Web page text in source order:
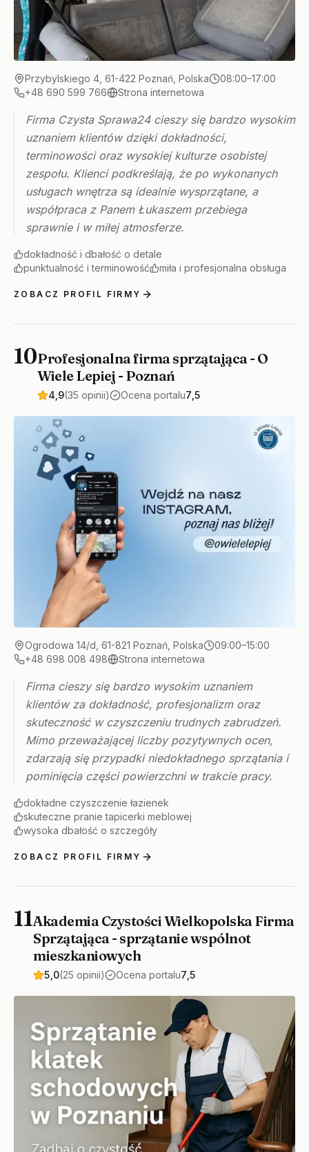
Przybylskiego 4, 61-422 Poznań, Polska
08:00–17:00
+48 690 599 766
Strona internetowa
Firma Czysta Sprawa24 cieszy się bardzo wysokim
uznaniem klientów dzięki dokładności,
terminowości oraz wysokiej kulturze osobistej
zespołu. Klienci podkreślają, że po wykonanych
usługach wnętrza są idealnie wysprzątane, a
współpraca z Panem Łukaszem przebiega
sprawnie i w miłej atmosferze.
dokładność i dbałość o detale
punktualność i terminowość
miła i profesjonalna obsługa
ZOBACZ PROFIL FIRMY
10Profesjonalna firma sprzątająca - O
Wiele Lepiej - Poznań
4,9(35 opinii) Ocena portalu7,5
Ogrodowa 14/d, 61-821 Poznań, Polska
09:00–15:00
+48 698 008 498
Strona internetowa
Firma cieszy się bardzo wysokim uznaniem
klientów za dokładność, profesjonalizm oraz
skuteczność w czyszczeniu trudnych zabrudzeń.
Mimo przeważającej liczby pozytywnych ocen,
zdarzają się przypadki niedokładnego sprzątania i
pominięcia części powierzchni w trakcie pracy.
dokładne czyszczenie łazienek
skuteczne pranie tapicerki meblowej
wysoka dbałość o szczegóły
ZOBACZ PROFIL FIRMY
11Akademia Czystości Wielkopolska Firma
Sprzątająca - sprzątanie wspólnot
mieszkaniowych
5,0(25 opinii) Ocena portalu7,5